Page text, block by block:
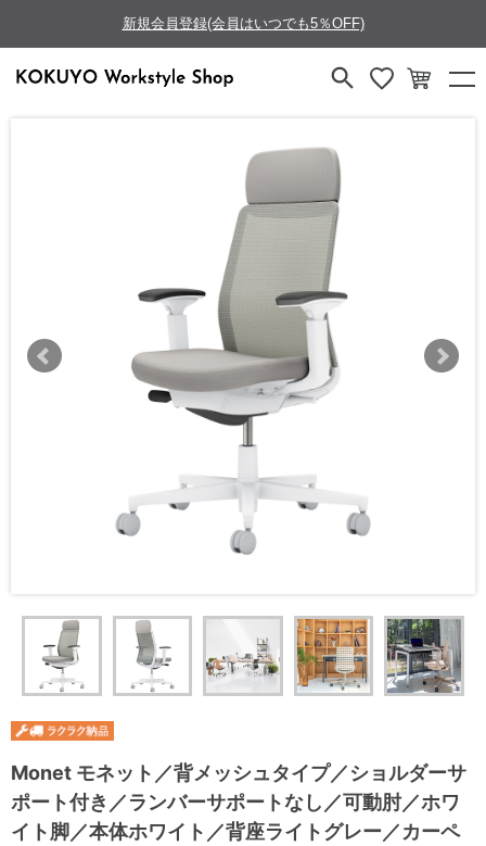
新規会員登録(会員はいつでも5％OFF)
Monet モネット／背メッシュタイプ／ショルダーサ
ポート付き／ランバーサポートなし／可動肘／ホワ
イト脚／本体ホワイト／背座ライトグレー／カーペ